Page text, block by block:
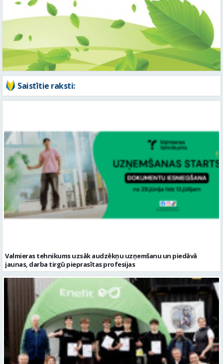
Saistītie raksti:
Valmieras tehnikums uzsāk audzēkņu uzņemšanu un piedāvā
jaunas, darba tirgū pieprasītas profesijas